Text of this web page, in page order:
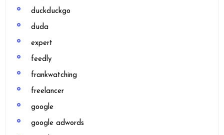
duckduckgo
duda
expert
feedly
frankwatching
freelancer
google
google adwords